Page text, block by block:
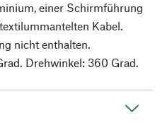
einer Schirmführung
Kabel.
nicht enthalten.
Drehwinkel: 360 Grad.